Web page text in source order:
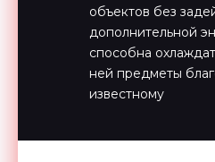
объектов без
дополнительной
способна
ней предметы
известному